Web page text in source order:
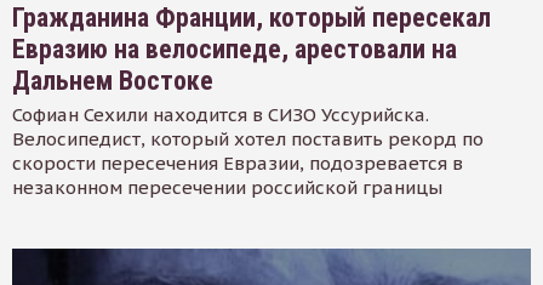
Гражданина Франции, который пересекал
Евразию на велосипеде, арестовали на
Дальнем Востоке
Софиан Сехили находится в СИЗО Уссурийска.
Велосипедист, который хотел поставить рекорд по
скорости пересечения Евразии, подозревается в
незаконном пересечении российской границы